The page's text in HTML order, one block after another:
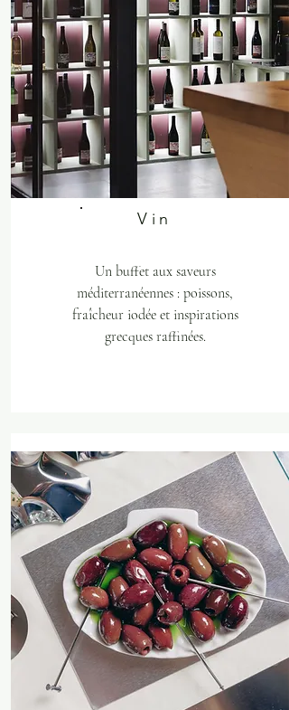
Vin
Un buffet aux saveurs
méditerranéennes : poissons,
fraîcheur iodée et inspirations
grecques raffinées.